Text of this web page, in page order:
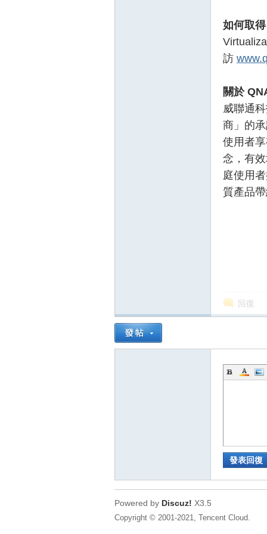
如何取得
訪
關於
威聯通
商」的
使用者
念，有
庭使用
質產品
回復
發表回復
Powered by Discuz! X3.5
Copyright © 2001-2021, Tencent Cloud.